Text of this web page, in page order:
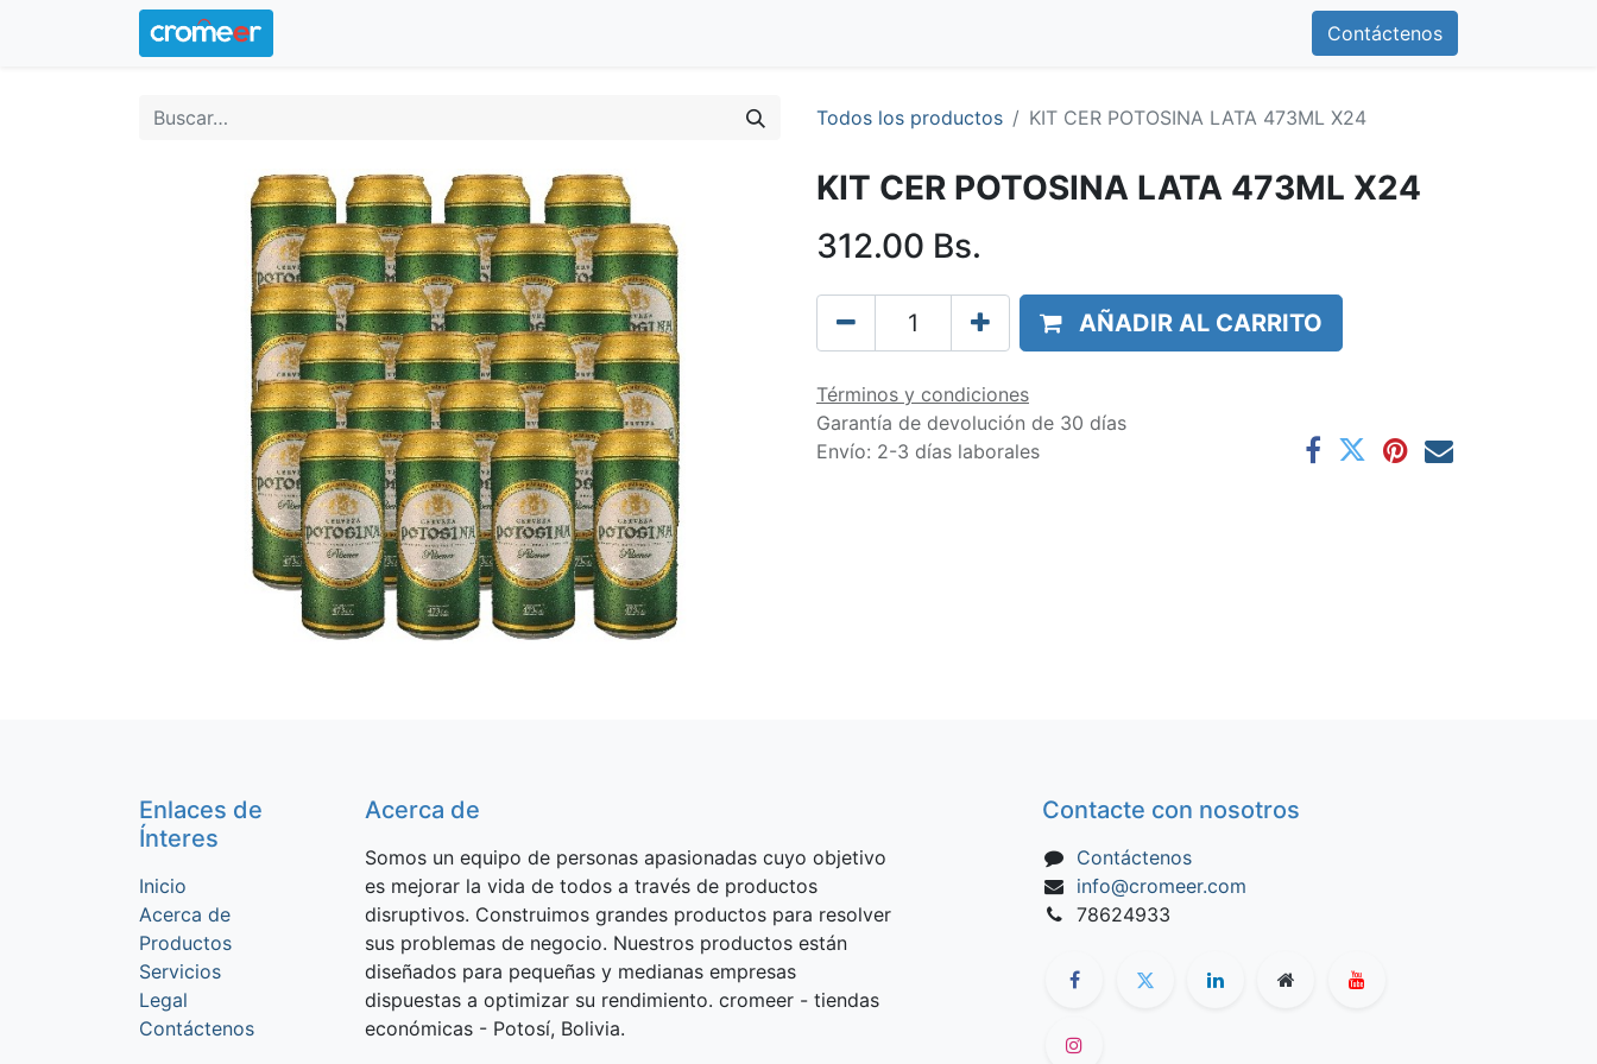
Contáctenos
Todos los productos KIT CER POTOSINA LATA 473ML X24
KIT CER POTOSINA LATA 473ML X24
312.00 Bs.
AÑADIR AL CARRITO
Términos y condiciones
Garantía de devolución de 30 días
Envío: 2-3 días laborales
Enlaces de
Ínteres
Inicio
Acerca de
Productos
Servicios
Legal
Contáctenos
Acerca de
Somos un equipo de personas apasionadas cuyo objetivo
es mejorar la vida de todos a través de productos
disruptivos. Construimos grandes productos para resolver
sus problemas de negocio. Nuestros productos están
diseñados para pequeñas y medianas empresas
dispuestas a optimizar su rendimiento. cromeer - tiendas
económicas - Potosí, Bolivia.
Contacte con nosotros
Contáctenos
info@cromeer.com
78624933​